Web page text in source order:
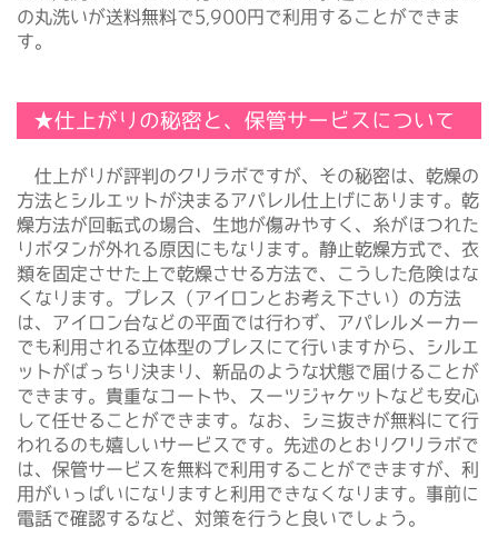
の丸洗いが送料無料で5,900円で利用することができま
す。
★仕上がりの秘密と、保管サービスについて
仕上がりが評判のクリラボですが、その秘密は、乾燥の
方法とシルエットが決まるアパレル仕上げにあります。乾
燥方法が回転式の場合、生地が傷みやすく、糸がほつれた
りボタンが外れる原因にもなります。静止乾燥方式で、衣
類を固定させた上で乾燥させる方法で、こうした危険はな
くなります。プレス（アイロンとお考え下さい）の方法
は、アイロン台などの平面では行わず、アパレルメーカー
でも利用される立体型のプレスにて行いますから、シルエ
ットがばっちり決まり、新品のような状態で届けることが
できます。貴重なコートや、スーツジャケットなども安心
して任せることができます。なお、シミ抜きが無料にて行
われるのも嬉しいサービスです。先述のとおりクリラボで
は、保管サービスを無料で利用することができますが、利
用がいっぱいになりますと利用できなくなります。事前に
電話で確認するなど、対策を行うと良いでしょう。